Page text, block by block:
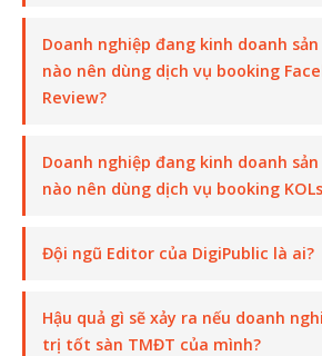
Doanh nghiệp đang kinh doanh
nào nên dùng dịch vụ booking
Review?
Doanh nghiệp đang kinh doanh
nào nên dùng dịch vụ booking
Đội ngũ Editor của DigiPublic là ai?
Hậu quả gì sẽ xảy ra nếu doanh
trị tốt sàn TMĐT của mình?